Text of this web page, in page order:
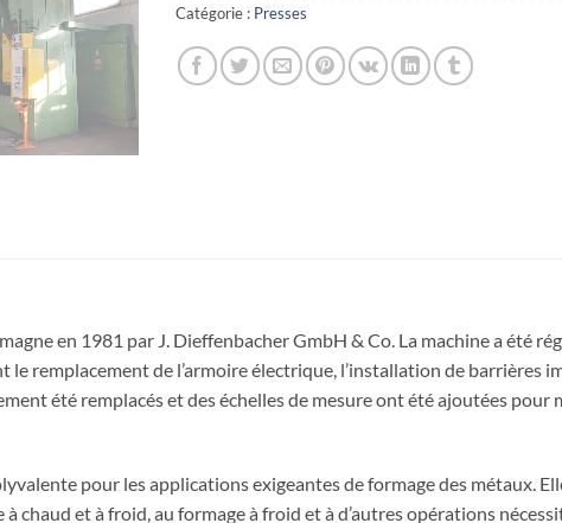
Catégorie : Presses
en 1981 par J. Dieffenbacher GmbH & Co. La machine a été
remplacement de l’armoire électrique, l’installation de barrières
été remplacés et des échelles de mesure ont été ajoutées pour
pour les applications exigeantes de formage des métaux.
chaud et à froid, au formage à froid et à d’autres opérations